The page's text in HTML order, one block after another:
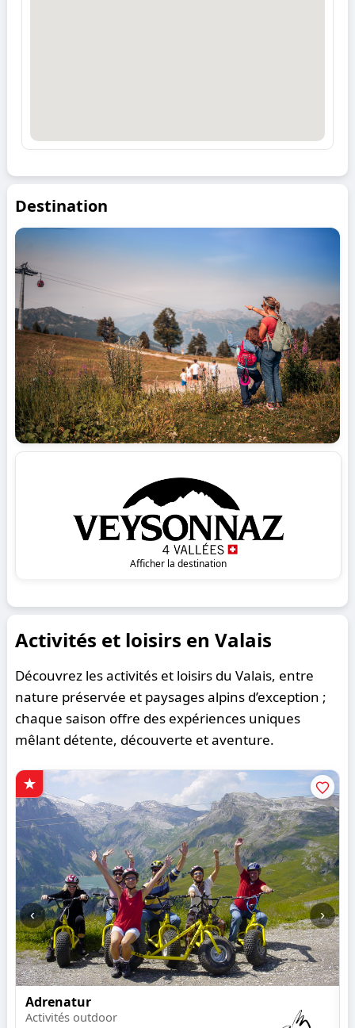
Destination
Afficher la destination
Activités et loisirs en Valais
Découvrez les activités et loisirs du Valais, entre
nature préservée et paysages alpins d’exception ;
chaque saison offre des expériences uniques
mêlant détente, découverte et aventure.
‹
Adrenatur
Activités outdoor
›